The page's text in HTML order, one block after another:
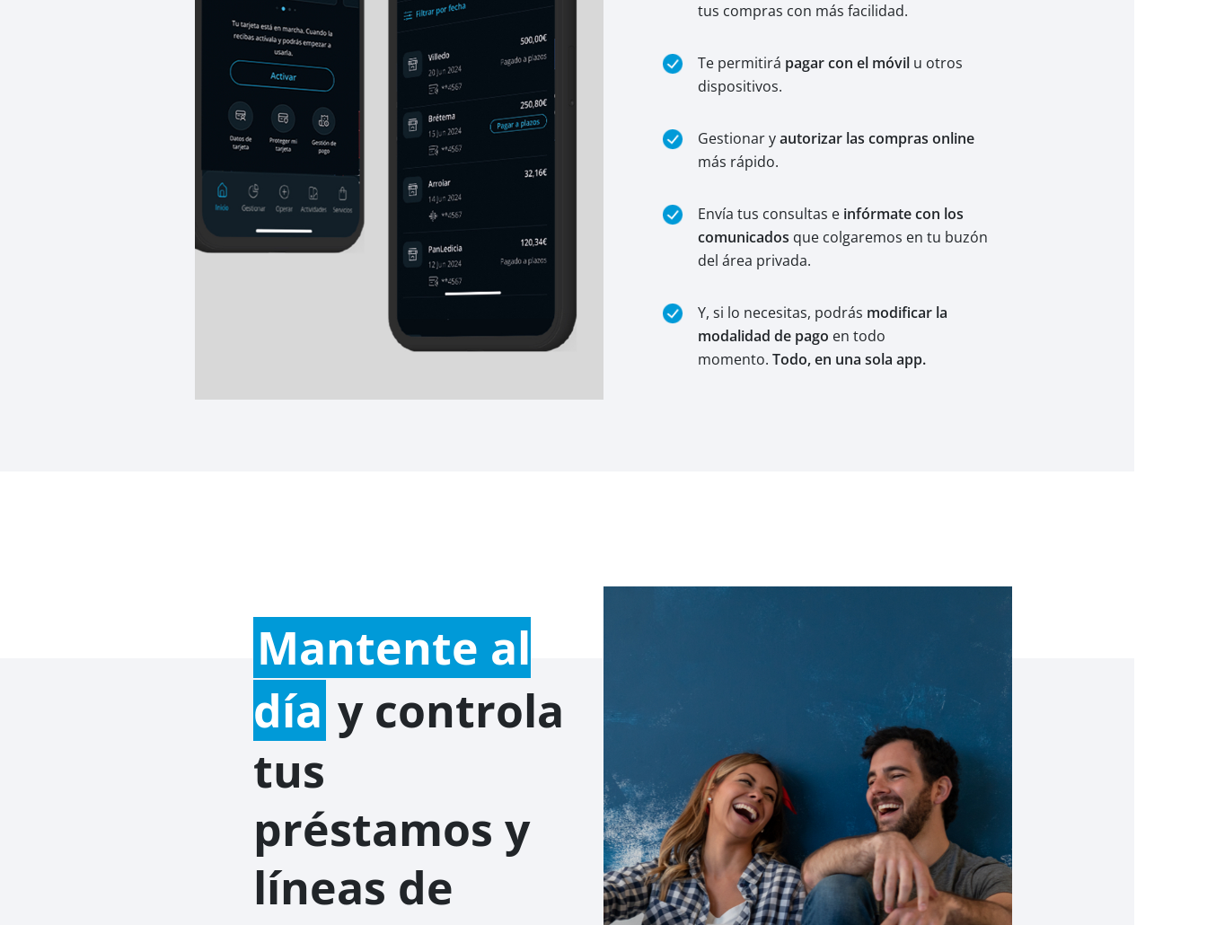
tus compras con más facilidad.
Te permitirá pagar con el móvil u otros
dispositivos.
Gestionar yautorizar las compras online
más rápido.
Envía tus consultas e infórmate con los
comunicados que colgaremos en tu buzón
del área privada.
Y, si lo necesitas, podrás modificar la
modalidad de pago en todo
momento. Todo, en una sola app.
Mantente al
día y controla
tus
préstamos y
líneas de